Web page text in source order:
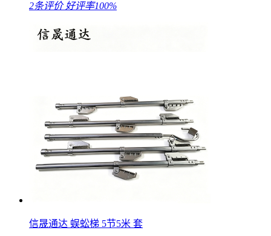
2条评价 好评率100%
信晟通达 蜈蚣梯 5节5米 套